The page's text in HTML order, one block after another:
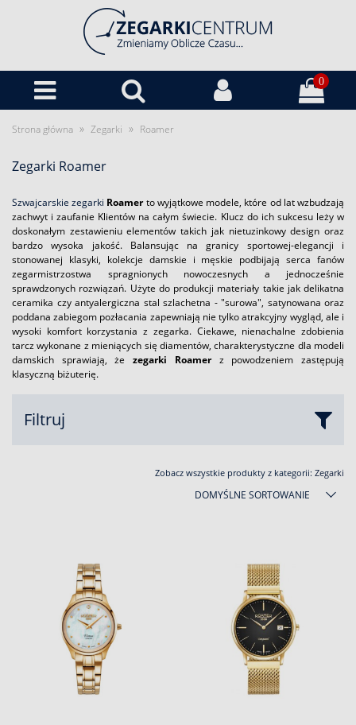
0
Strona główna » Zegarki » Roamer
Zegarki Roamer
Szwajcarskie zegarki Roamerto wyjątkowe modele, które od lat wzbudzają
zachwyt i zaufanie Klientów na całym świecie. Klucz do ich sukcesu leży w
doskonałym zestawieniu elementów takich jak nietuzinkowy design oraz
bardzo wysoka jakość. Balansując na granicy sportowej-elegancji i
stonowanej klasyki, kolekcje damskie i męskie podbijają serca fanów
zegarmistrzostwa spragnionych nowoczesnych a jednocześnie
sprawdzonych rozwiązań. Użyte do produkcji materiały takie jak delikatna
ceramika czy antyalergiczna stal szlachetna - "surowa", satynowana oraz
poddana zabiegom pozłacania zapewniają nie tylko atrakcyjny wygląd, ale i
wysoki komfort korzystania z zegarka. Ciekawe, nienachalne zdobienia
tarcz wykonane z mieniących się diamentów, charakterystyczne dla modeli
damskich sprawiają, żezegarki Roamerz powodzeniem zastępują
klasyczną biżuterię.
Filtruj
Zobacz wszystkie produkty z kategorii: Zegarki
DOMYŚLNE SORTOWANIE